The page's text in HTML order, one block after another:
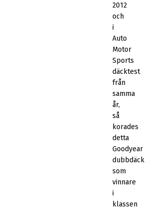
2012
och
i
Auto
Motor
Sports
däcktest
från
samma
år,
så
korades
detta
Goodyear
dubbdäck
som
vinnare
i
klassen